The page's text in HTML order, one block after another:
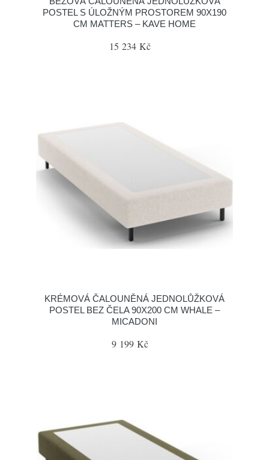
POSTEL S ÚLOŽNÝM PROSTOREM 90X190
CM MATTERS – KAVE HOME
15 234 Kč
KRÉMOVÁ ČALOUNĚNÁ JEDNOLŮŽKOVÁ
POSTEL BEZ ČELA 90X200 CM WHALE –
MICADONI
9 199 Kč